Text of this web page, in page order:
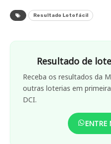
Resultado Lotofácil
Resultado de
Receba os resultados da
outras loterias em
DCI.
ENTRE